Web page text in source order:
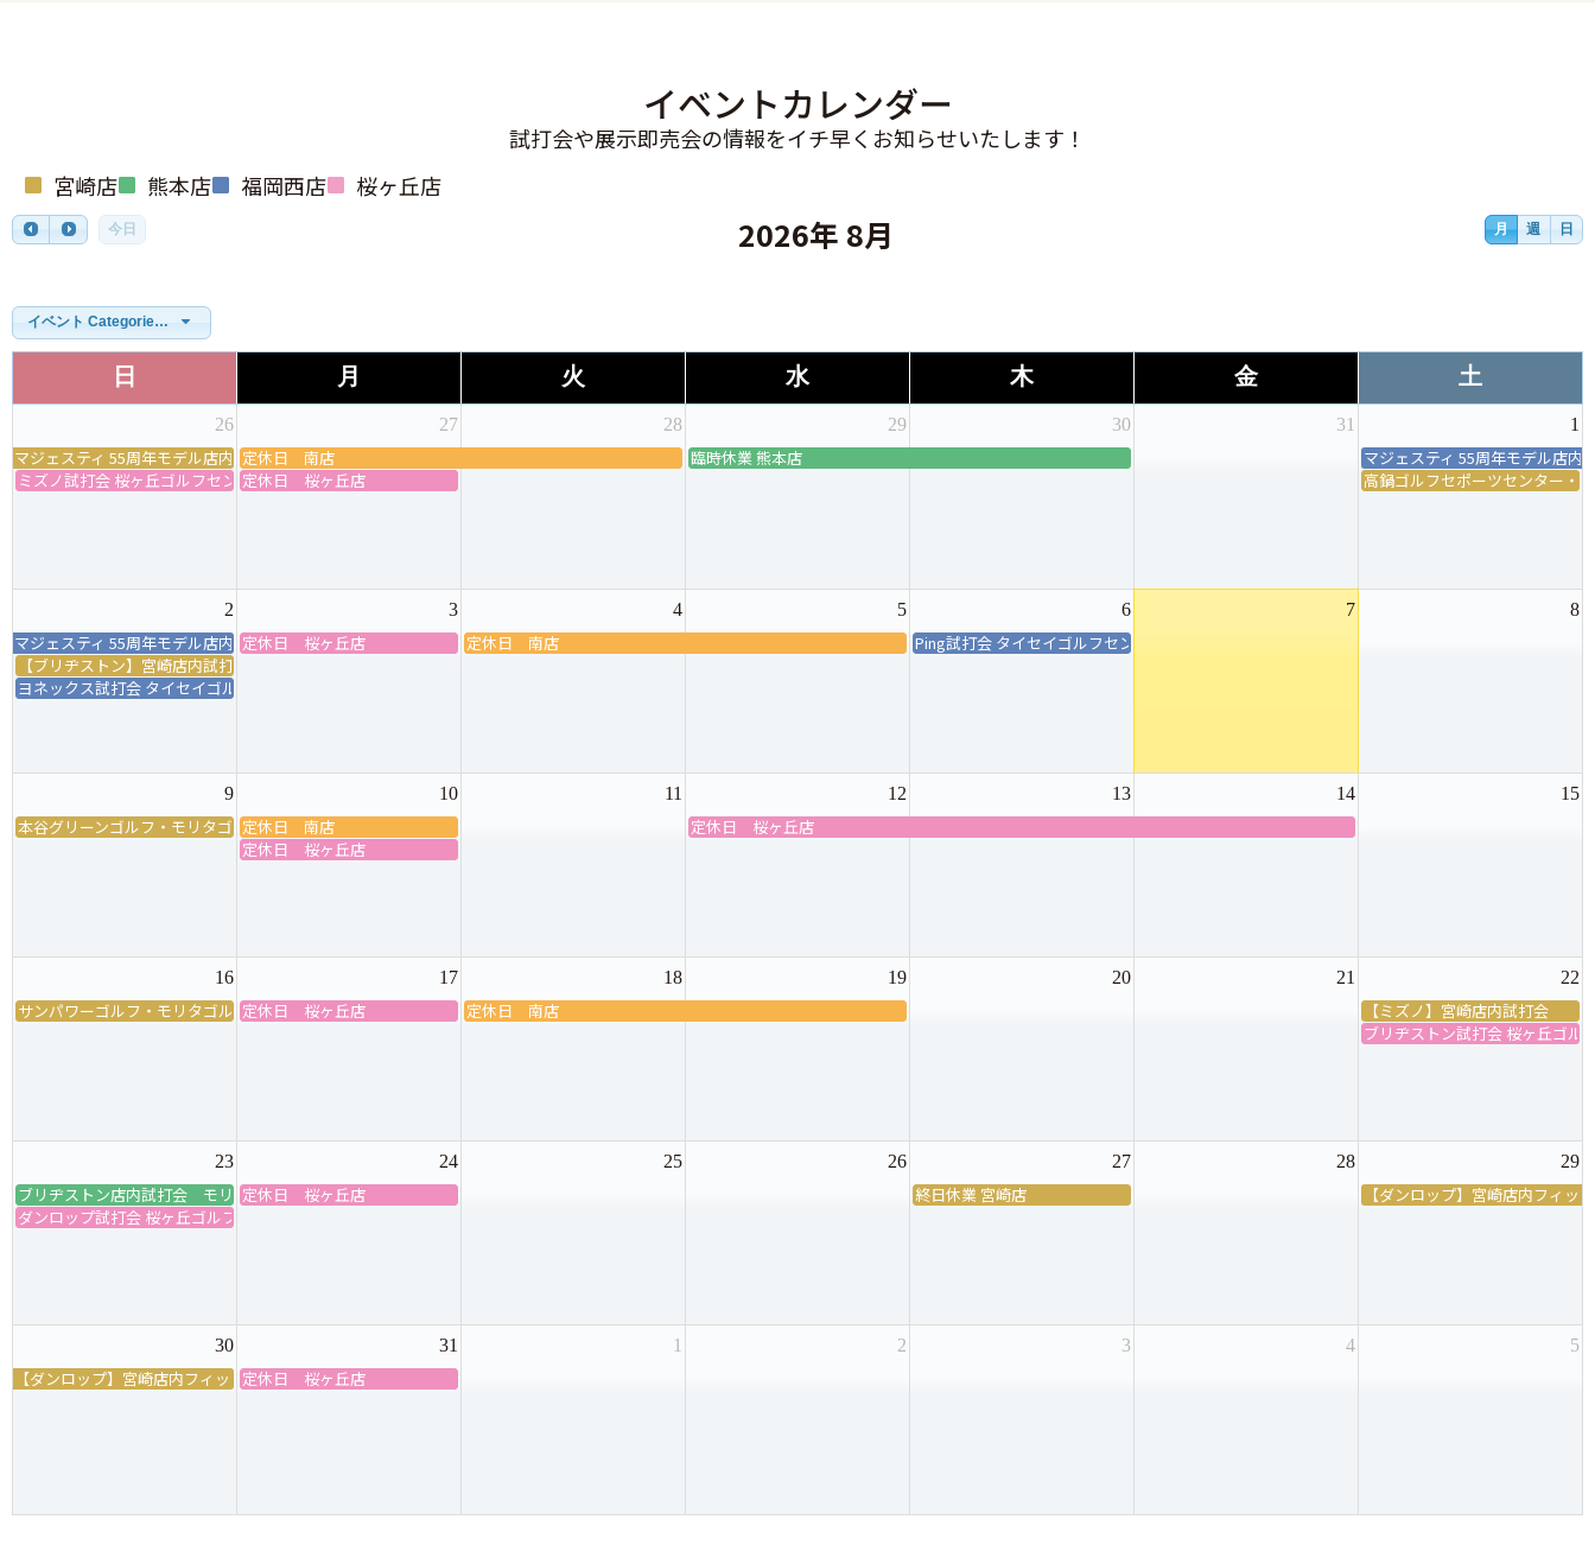
イベントカレンダー
試打会や展示即売会の情報をイチ早くお知らせいたします！
宮崎店
熊本店 福岡西店 桜ヶ丘店
今日 月 週 日
2026年 8月
イベント Categories一覧
日 月 火 水 木 金 土
26 27 28 29 30 31 1
マジェスティ 55周年モデル店内試打会＆グリップ交換会
定休日 南店 臨時休業 熊本店
マジェスティ 55周年モデル店内
ミズノ試打会 桜ヶ丘ゴルフセンター定休日 桜ヶ丘店 高鍋ゴルフセポーツセンター・
2 3 4 5 6 7 8
マジェスティ 55周年モデル店内試打会＆グリップ交換会
定休日 桜ヶ丘店 定休日 南店
Ping試打会 タイセイゴルフセンター
【ブリヂストン】宮崎店内試打会
ヨネックス試打会 タイセイゴルフセンター
9 10 11 12 13 14 15
本谷グリーンゴルフ・モリタゴルフ試打会＆アパレル販売会
定休日 南店
定休日 桜ヶ丘店
定休日 桜ヶ丘店
16 17 18 19 20 21 22
サンパワーゴルフ・モリタゴルフ試打会
定休日 桜ヶ丘店 定休日 南店
【ミズノ】宮崎店内試打会
ブリヂストン試打会 桜ヶ丘ゴル
23 24 25 26 27 28 29
ブリヂストン店内試打会 モリタゴルフ熊本店
定休日 桜ヶ丘店 終日休業 宮崎店
【ダンロップ】宮崎店内フィッ
ダンロップ試打会 桜ヶ丘ゴルフセンター
30 31 1 2 3 4 5
【ダンロップ】宮崎店内フィッティング試打会
定休日 桜ヶ丘店